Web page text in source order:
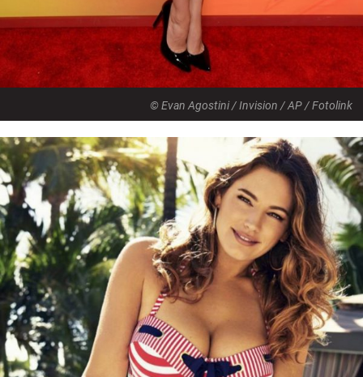
© Evan Agostini / Invision / AP / Fotolink